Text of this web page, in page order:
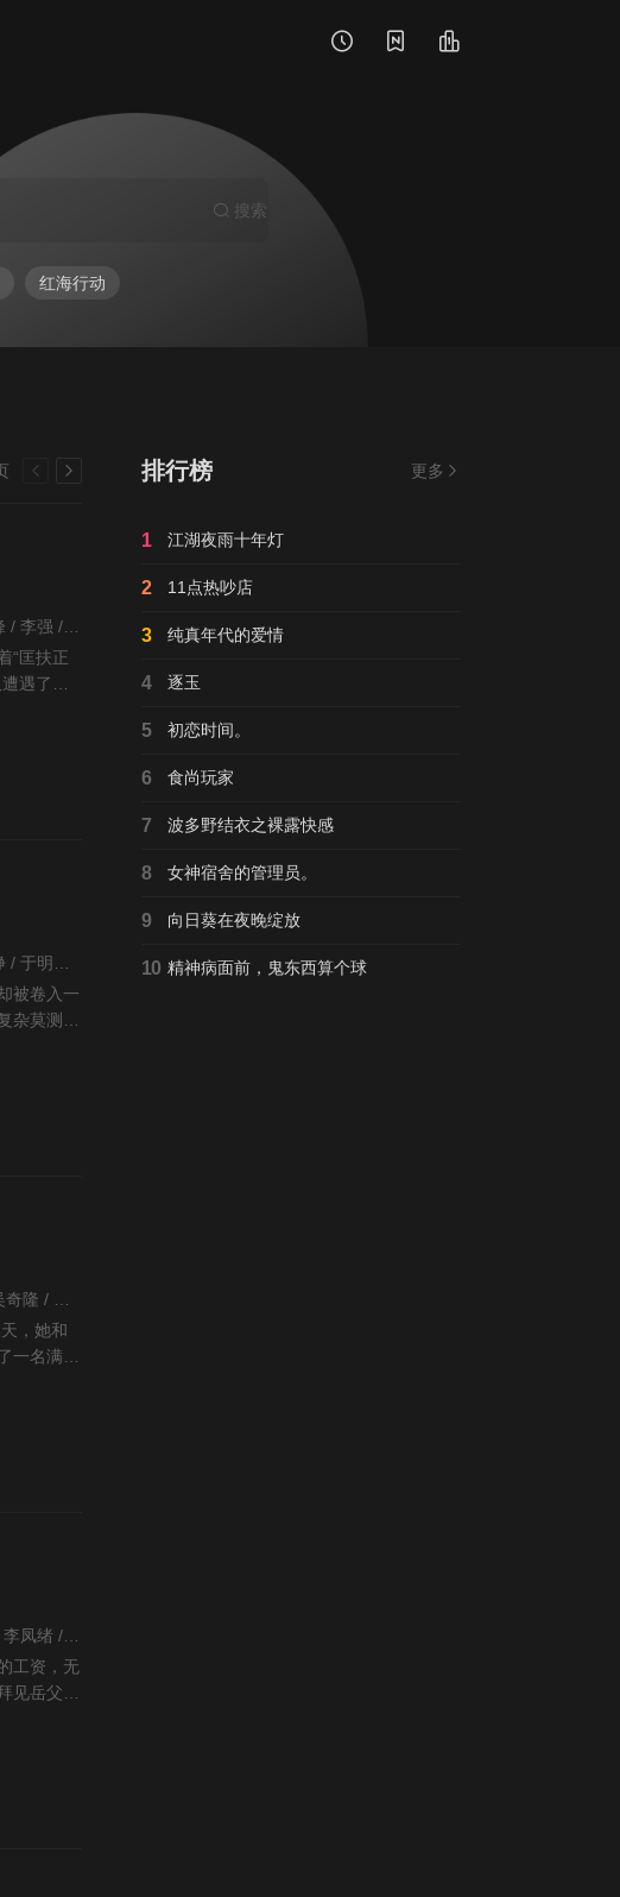
搜索
红海行动
王伟 / 李易峰 / 杨皓宇 / 任洛敏 / 罗京民 / 施诗 / 王泷正 / 金晨 / 周知 / 刘伟 / 牛骏峰 / 李强 / 赵蕴卓 / 刘洁 / 宋家腾 / 王小毅 / 方舟波 / 韩烨洲 / 张浩天 / 赵成顺 / 葛四 / 张兰 /
“匡扶正
遇了警
被卷入一
莫测的
，她和
名满族
李海蜀 / 徐峥 / 冯瓅 / 林鹏 / 许绍雄 / 仁龙 / 朱琳 / 李晓波 / 刘洁 / 张立东 / 郭明翔 / 李凤绪 / 周绍栋 / 苏茂洋 / 冉旭 /
工资，无
岳父岳
排行榜 更多
1 江湖夜雨十年灯
2 11点热吵店
3 纯真年代的爱情
4 逐玉
5 初恋时间。
6 食尚玩家
7 波多野结衣之裸露快感
8 女神宿舍的管理员。
9 向日葵在夜晚绽放
10 精神病面前，鬼东西算个球